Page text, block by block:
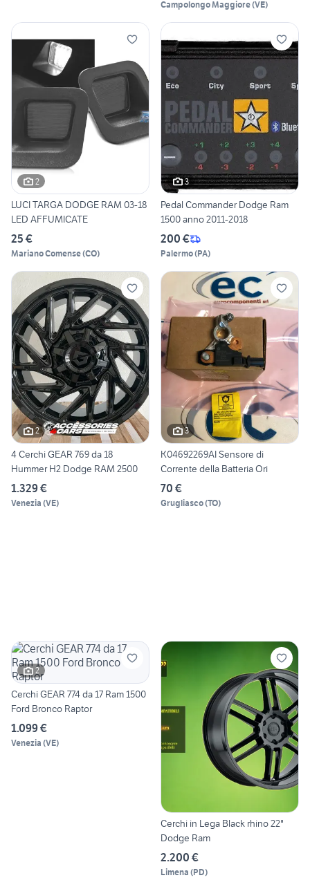
Campolongo Maggiore(VE)
2
LUCI TARGA DODGE RAM 03-18
LED AFFUMICATE
25 €
Mariano Comense(CO)
3
Pedal Commander Dodge Ram
1500 anno 2011-2018
200 €
Palermo(PA)
2
4 Cerchi GEAR 769 da 18
Hummer H2 Dodge RAM 2500
1.329 €
Venezia (VE)
3
K04692269AI Sensore di
Corrente della Batteria Ori
70 €
Grugliasco(TO)
2
Cerchi GEAR 774 da 17 Ram 1500
Ford Bronco Raptor
1.099 €
Venezia (VE)
Cerchi in Lega Black rhino 22"
Dodge Ram
2.200 €
Limena (PD)